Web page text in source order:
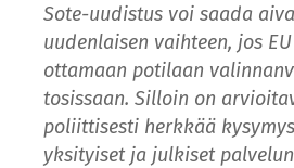
Sote-uudistus voi saada
uudenlaisen vaihteen, jos
ottamaan potilaan
tosissaan. Silloin on
poliittisesti herkkää
yksityiset ja julkiset